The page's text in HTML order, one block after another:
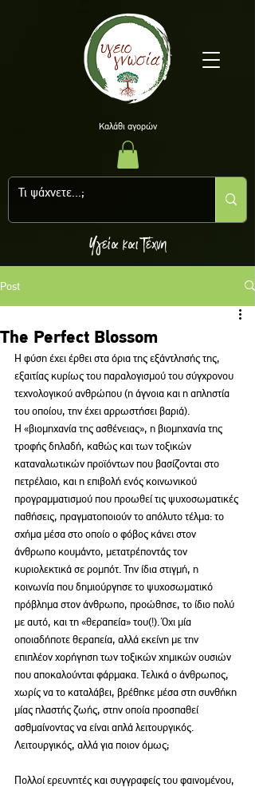
Υγεία και Τέχνη
Kαλάθι αγορών
Post
Τhe Perfect Blossom
Η φύση έχει έρθει στα όρια της εξάντλησής της,
εξαιτίας κυρίως του παραλογισμού του σύγχρονου
τεχνολογικού ανθρώπου (η άγνοια και η απληστία
του οποίου, την έχει αρρωστήσει βαριά).
Η «βιομηχανία της ασθένειας», η βιομηχανία της
τροφής δηλαδή, καθώς και των τοξικών
καταναλωτικών προϊόντων που βασίζονται στο
πετρέλαιο, και η επιβολή ενός κοινωνικού
προγραμματισμού που προωθεί τις ψυχοσωματικές
παθήσεις, πραγματοποιούν το απόλυτο τέλμα: το
σχήμα μέσα στο οποίο ο φόβος κάνει στον
άνθρωπο κουμάντο, μετατρέποντάς τον
κυριολεκτικά σε ρομπότ. Την ίδια στιγμή, η
κοινωνία που δημιούργησε το ψυχοσωματικό
πρόβλημα στον άνθρωπο, προώθησε, το ίδιο πολύ
με αυτό, και τη «θεραπεία» του(!). Όχι μία
οποιαδήποτε θεραπεία, αλλά εκείνη με την
επιπλέον χορήγηση των τοξικών χημικών ουσιών
που αποκαλούνται φάρμακα. Τελικά ο άνθρωπος,
χωρίς να το καταλάβει, βρέθηκε μέσα στη συνθήκη
μίας πλαστής ζωής, στην οποία προσπαθεί
ασθμαίνοντας να είναι απλά λειτουργικός.
Λειτουργικός, αλλά για ποιον όμως;
Πολλοί ερευνητές και συγγραφείς του φαινομένου,